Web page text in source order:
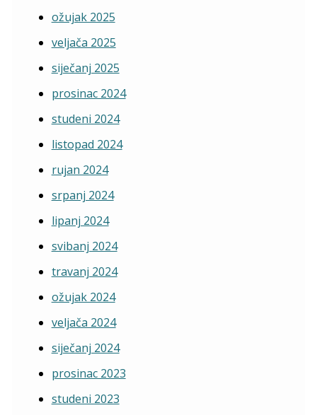
ožujak 2025
veljača 2025
siječanj 2025
prosinac 2024
studeni 2024
listopad 2024
rujan 2024
srpanj 2024
lipanj 2024
svibanj 2024
travanj 2024
ožujak 2024
veljača 2024
siječanj 2024
prosinac 2023
studeni 2023